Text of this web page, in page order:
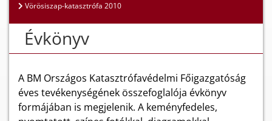
Vörösiszap-katasztrófa 2010
Évkönyv
A BM Országos Katasztrófavédelmi Főigazgatóság
éves tevékenységének összefoglalója évkönyv
formájában is megjelenik. A keményfedeles,